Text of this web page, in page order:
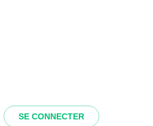
SE CONNECTER